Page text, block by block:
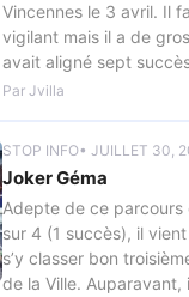
Vincennes le 3 avril. Il
vigilant mais il a de
avait aligné sept
Par Jvilla
STOP INFO• JUILLET 30,
Joker Géma
Adepte de ce parcours
sur 4 (1 succès), il
s’y classer bon
de la Ville. Auparavant,